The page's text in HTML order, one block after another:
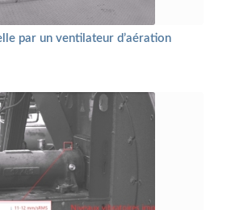
par un ventilateur d’aération
®
– online